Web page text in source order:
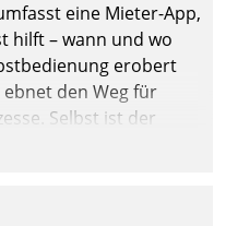
eine Mieter-App,
hilft – wann und wo
erobert
den Weg für
Selbst ist der